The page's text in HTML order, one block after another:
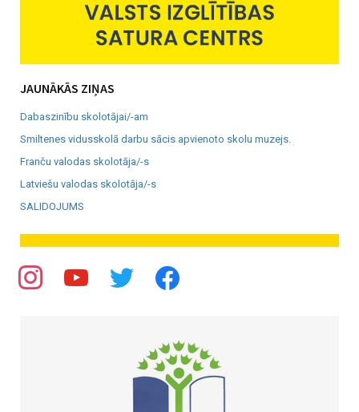
JAUNĀKĀS ZIŅAS
Dabaszinību skolotājai/-am
Smiltenes vidusskolā darbu sācis apvienoto skolu muzejs.
Franču valodas skolotāja/-s
Latviešu valodas skolotāja/-s
SALIDOJUMS